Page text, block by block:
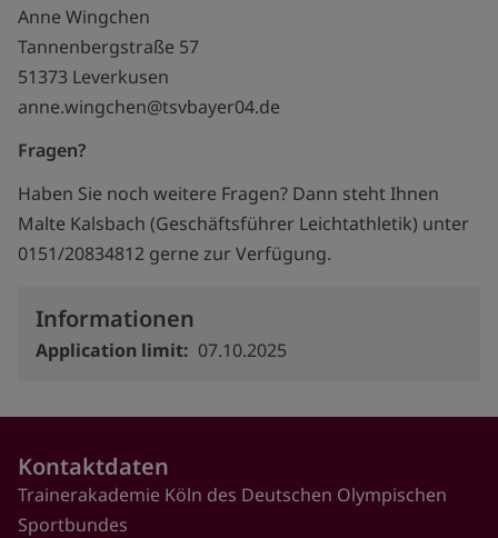
Anne Wingchen
Tannenbergstraße 57
51373 Leverkusen
anne.wingchen@tsvbayer04.de
Fragen?
Haben Sie noch weitere Fragen? Dann steht Ihnen
Malte Kalsbach (Geschäftsführer Leichtathletik) unter
0151/20834812 gerne zur Verfügung.
Informationen
Application limit 07.10.2025
Kontaktdaten
Trainerakademie Köln des Deutschen Olympischen
Sportbundes